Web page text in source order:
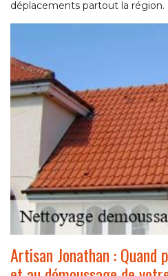
déplacements partout la région.
Artisan Jonathan : Quand